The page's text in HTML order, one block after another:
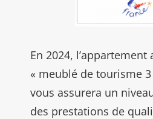
En 2024, l’appartement
« meublé de tourisme
vous assurera un
des prestations de